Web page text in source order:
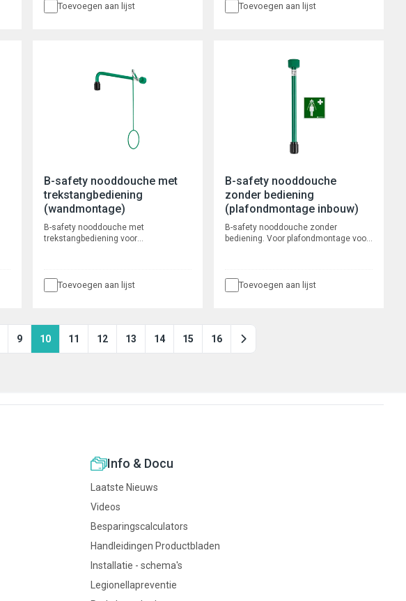
aansluiting 1/2" buitendraad
Toevoegen aan lijst
eenvoudig uit elkaar te halen voor
Toevoegen aan lijst
B-safety nooddouche met
trekstangbediening
(wandmontage)
B-safety nooddouche met
trekstangbediening voor
3/4" buitendraad.
Toevoegen aan lijst
B-safety nooddouche
zonder bediening
(plafondmontage inbouw)
B-safety nooddouche zonder
bediening. Voor plafondmontage voor
Toevoegen aan lijst
9 10 11 12 13 14 15 16
Info & Docu
Laatste Nieuws
Videos
Besparingscalculators
Handleidingen Productbladen
Installatie - schema's
Legionellapreventie